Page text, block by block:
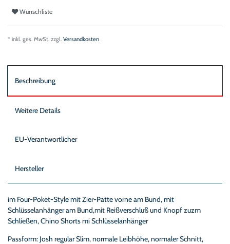
Wunschliste
* inkl. ges. MwSt. zzgl. Versandkosten
Beschreibung
Weitere Details
EU-Verantwortlicher
Hersteller
im Four-Poket-Style mit Zier-Patte vorne am Bund, mit
Schlüsselanhänger am Bund,mit Reißverschluß und Knopf zuzm
Schließen, Chino Shorts mi Schlüsselanhänger
Passform: Josh regular Slim, normale Leibhöhe, normaler Schnitt,